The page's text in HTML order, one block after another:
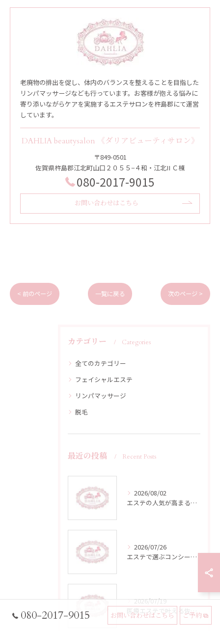
老廃物の排出を促し、体内のバランスを整えることを目指した
リンパマッサージなども行っています。お客様が抱える悩みに
寄り添いながらケアを実施するエステサロンを杵島郡にて運営
しています。
DAHLIA beautysalon 《ダリアビューティサロン》
〒849-0501
佐賀県杵島郡江北町山口２０５５−４和・江北II Ｃ棟
080-2017-9015
お問い合わせはこちら
< 前のページ 一覧に戻る 次のページ >
カテゴリー Categories
全てのカテゴリー
フェイシャルエステ
リンパマッサージ
脱毛
最近の投稿 Recent Posts
2026/08/02
エステの人気が高まる佐賀県杵島郡江北町鹿島市で自分に合う施術と通いやすさを徹底比較
2026/07/26
エステで選ぶコンシーラーのカバー力と使い方徹底ガイド
2026/07/19
医療エステで叶える佐賀県杵島郡江北町多久市の肌質改善と安心ケア
080-2017-9015 お問い合わせはこちら ご予約